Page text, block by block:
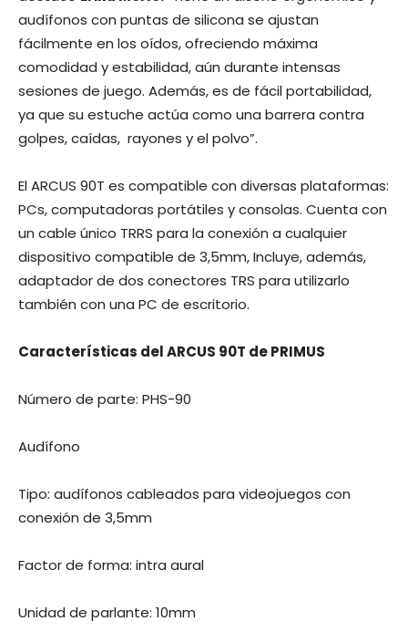
audífonos con puntas de silicona se ajustan
fácilmente en los oídos, ofreciendo máxima
comodidad y estabilidad, aún durante intensas
sesiones de juego. Además, es de fácil portabilidad,
ya que su estuche actúa como una barrera contra
golpes, caídas, rayones y el polvo”.
El ARCUS 90T es compatible con diversas plataformas:
PCs, computadoras portátiles y consolas. Cuenta con
un cable único TRRS para la conexión a cualquier
dispositivo compatible de 3,5mm, Incluye, además,
adaptador de dos conectores TRS para utilizarlo
también con una PC de escritorio.
Características del ARCUS 90T de PRIMUS
Número de parte: PHS-90
Audífono
Tipo: audífonos cableados para videojuegos con
conexión de 3,5mm
Factor de forma: intra aural
Unidad de parlante: 10mm